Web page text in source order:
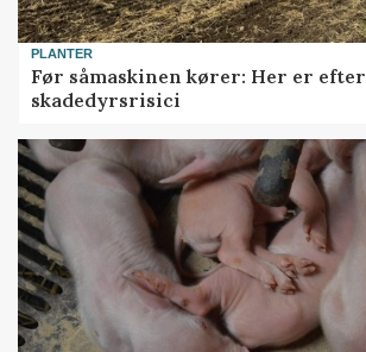
PLANTER
Før såmaskinen kører: Her er
skadedyrsrisici